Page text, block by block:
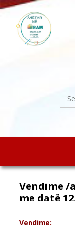
for:
Vendime /
me datë
Vendime: